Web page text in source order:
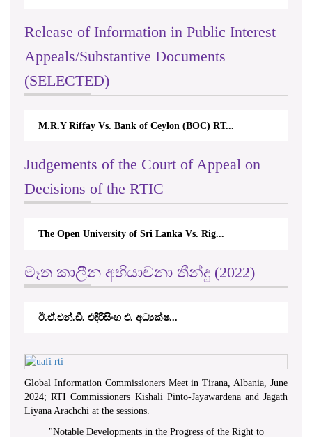
Release of Information in Public Interest
Appeals/Substantive Documents
(SELECTED)
M.R.Y Riffay Vs. Bank of Ceylon (BOC) RT...
Judgements of the Court of Appeal on
Decisions of the RTIC
The Open University of Sri Lanka Vs. Rig...
මෑත කාලීන අභියාචනා තීන්දු (2022)
ඊ.ඒ.එන්.ඩී. එදිරිසිංහ එ. අධ්‍යක්ෂ...
Global Information Commissioners Meet in Tirana, Albania, June
2024; RTI Commissioners Kishali Pinto-Jayawardena and Jagath
Liyana Arachchi at the sessions.
"Notable Developments in the Progress of the Right to